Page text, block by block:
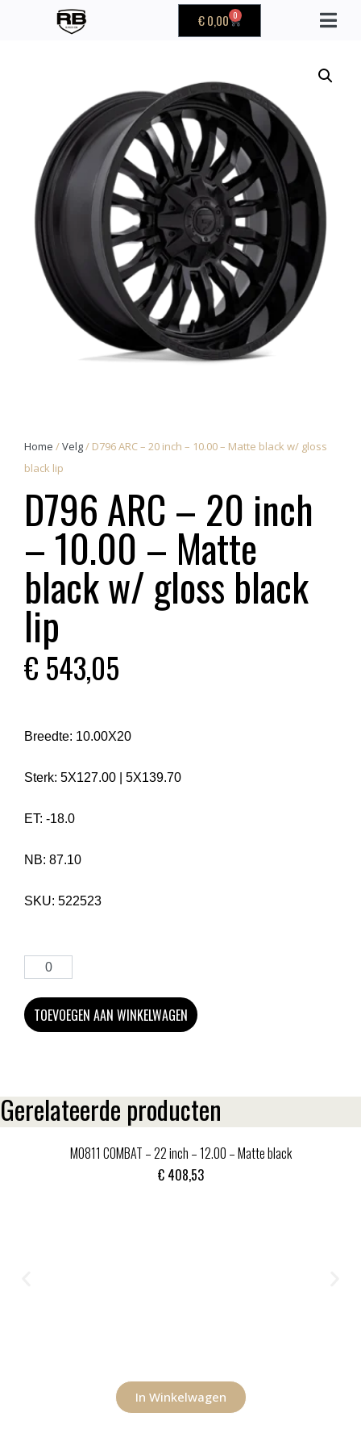
€0,00 0
Home /Velg/ D796 ARC – 20 inch – 10.00 – Matte black w/ gloss
black lip
D796 ARC – 20 inch
– 10.00 – Matte
black w/ gloss black
lip
€ 543,05
Breedte: 10.00X20
Sterk: 5X127.00 5X139.70
ET: -18.0
NB: 87.10
SKU: 522523
TOEVOEGEN AAN WINKELWAGEN
Gerelateerde producten
MO811 COMBAT – 22 inch – 12.00 – Matte black
€408,53
In Winkelwagen